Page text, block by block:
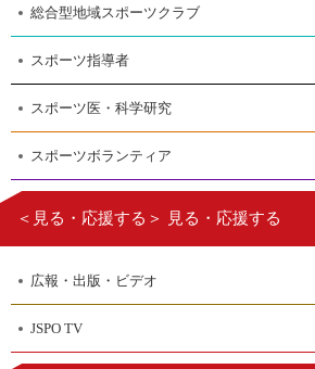
総合型地域スポーツクラブ
スポーツ指導者
スポーツ医・科学研究
スポーツボランティア
＜見る・応援する＞ 見る・応援する
広報・出版・ビデオ
JSPO TV